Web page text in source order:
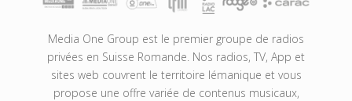
Media One Group est le premier groupe de radios
privées en Suisse Romande. Nos radios, TV, App et
sites web couvrent le territoire lémanique et vous
propose une offre variée de contenus musicaux,